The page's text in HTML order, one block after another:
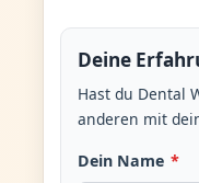
Deine
Hast du Dental
anderen mit
Dein Name *